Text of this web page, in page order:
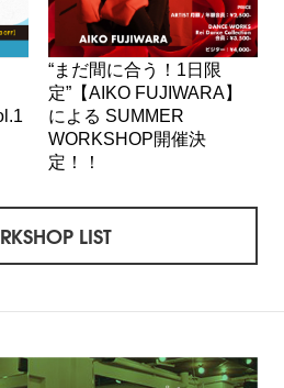
“まだ間に合う！1日限
定”【AIKO FUJIWARA】
による SUMMER
WORKSHOP開催決
定！！
LIST